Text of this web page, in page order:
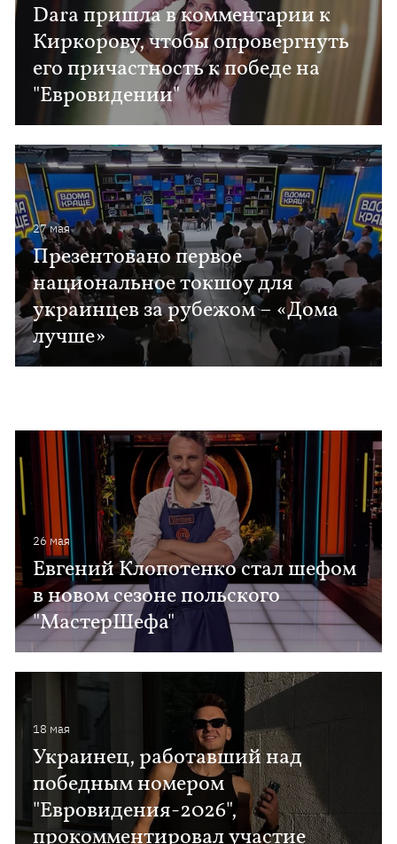
Dara пришла в комментарии к
Киркорову, чтобы опровергнуть
его причастность к победе на
"Евровидении"
27 мая
Презентовано первое
национальное токшоу для
украинцев за рубежом – «Дома
лучше»
26 мая
Евгений Клопотенко стал шефом
в новом сезоне польского
"МастерШефа"
18 мая
Украинец, работавший над
победным номером
"Евровидения-2026",
прокомментировал участие